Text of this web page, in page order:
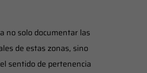
no solo documentar las
de estas zonas, sino
sentido de pertenencia